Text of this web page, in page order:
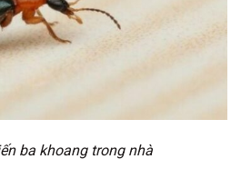
ba khoang trong nhà